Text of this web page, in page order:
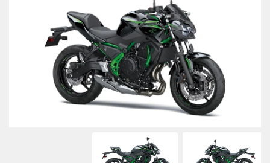
Anterior